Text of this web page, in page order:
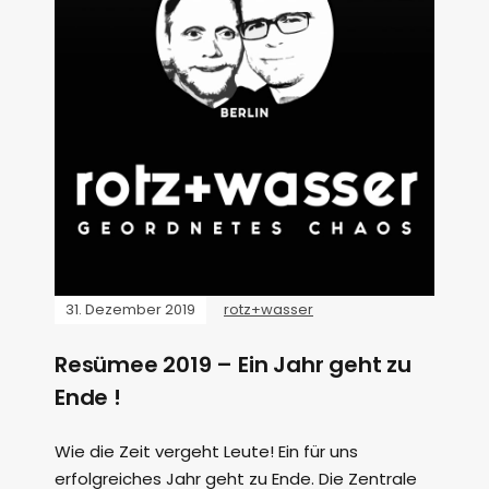
31. Dezember 2019 rotz+wasser
Resümee 2019 – Ein Jahr geht zu
Ende !
Wie die Zeit vergeht Leute! Ein für uns
erfolgreiches Jahr geht zu Ende. Die Zentrale